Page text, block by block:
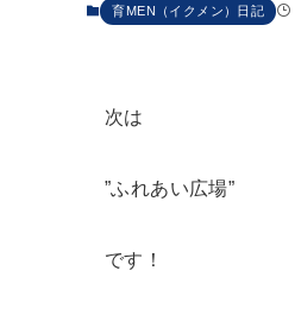
育MEN（イクメン）日記
次は
”ふれあい広場”
です！